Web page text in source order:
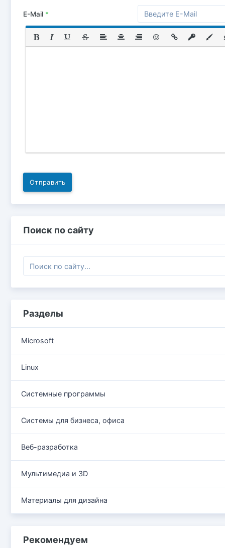
E-Mail *
Отправить
Поиск по сайту
Разделы
Microsoft
Linux
Системные программы
Системы для бизнеса, офиса
Веб-разработка
Мультимедиа и 3D
Материалы для дизайна
Рекомендуем